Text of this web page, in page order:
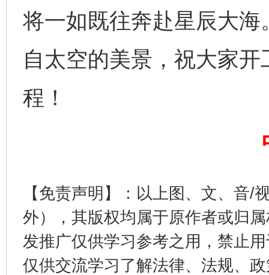
将一如既往奔赴星辰大
自太空的美景，祝大家
程！
【免责声明】：以上图、文、音/
外），其版权均属于原作者或归
发推广仅供学习参考之用，禁止
仅供交流学习了解法律、法规、
完善运行机制助力责任有效落实
东山县通报“牛蛙产品抗生素超标问题” 法